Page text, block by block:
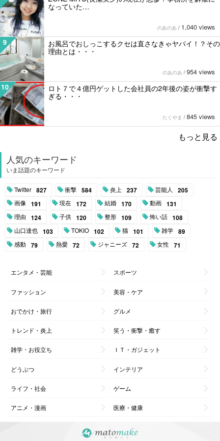
なっていた…
のあのあ / 1,040 views
9
お風呂でおしっこするクセは直さなきゃヤバイ！？その
理由とは・・・
のあのあ / 954 views
10
ロト７で４億円ゲットした会社員の2年後の姿が衝撃す
ぎる・・・
たくやま / 845 views
もっと見る
人気のキーワード
いま話題のキーワード
Twitter 827 衝撃 584 炎上 237 芸能人 205
画像 191 現在 172 結婚 170 動画 131
理由 124 子供 120 整形 109 怖い話 108
山口達也 103 TOKIO 102 猫 101 雑学 89
感動 79 熱愛 72 ジャニーズ 72 女性 71
エンタメ・芸能 スポーツ
ファッション 美容・ケア
おでかけ・旅行 グルメ
トレンド・炎上 笑う・衝撃・癒す
雑学・お役立ち ＩＴ・ガジェット
どうぶつ インテリア
ライフ・社会 ゲーム
アニメ・漫画 医療・健康